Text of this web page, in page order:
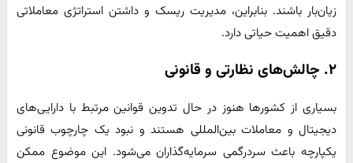
زیان‌بار باشند. بنابراین، مدیریت ریسک و داشتن استراتژی معاملاتی
دقیق اهمیت حیاتی دارد.
۲. چالش‌های نظارتی و قانونی
بسیاری از کشورها هنوز در حال تدوین قوانین مرتبط با دارایی‌های
دیجیتال و معاملات بین‌المللی هستند و نبود یک چارچوب قانونی
یکپارچه باعث سردرگمی سرمایه‌گذاران می‌شود. این موضوع ممکن